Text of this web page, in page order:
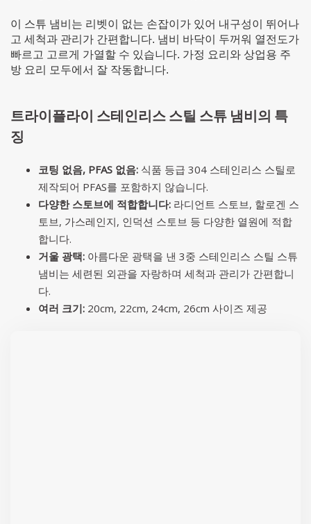
이 스튜 냄비는 리벳이 없는 손잡이가 있어 내구성이 뛰어나
고 세척과 관리가 간편합니다. 냄비 바닥이 두꺼워 열전도가
빠르고 고르게 가열할 수 있습니다. 가정 요리와 상업용 주
방 요리 모두에서 잘 작동합니다.
트라이플라이 스테인리스 스틸 스튜 냄비의 특
징
코팅 없음, PFAS 없음: 식품 등급 304 스테인리스 스틸로
제작되어 PFAS를 포함하지 않습니다.
다양한 스토브에 적합합니다: 라디언트 스토브, 할로겐 스
토브, 가스레인지, 인덕션 스토브 등 다양한 열원에 적합
합니다.
거울 광택: 아름다운 광택을 낸 3중 스테인리스 스틸 스튜
냄비는 세련된 외관을 자랑하며 세척과 관리가 간편합니
다.
여러 크기: 20cm, 22cm, 24cm, 26cm 사이즈 제공